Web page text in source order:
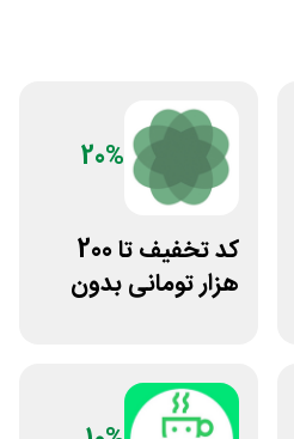
20%
کد تخفیف تا 200
هزار تومانی بدون